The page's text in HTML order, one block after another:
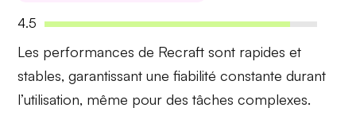
4.5
Les performances de Recraft sont rapides et
stables, garantissant une fiabilité constante durant
l’utilisation, même pour des tâches complexes.